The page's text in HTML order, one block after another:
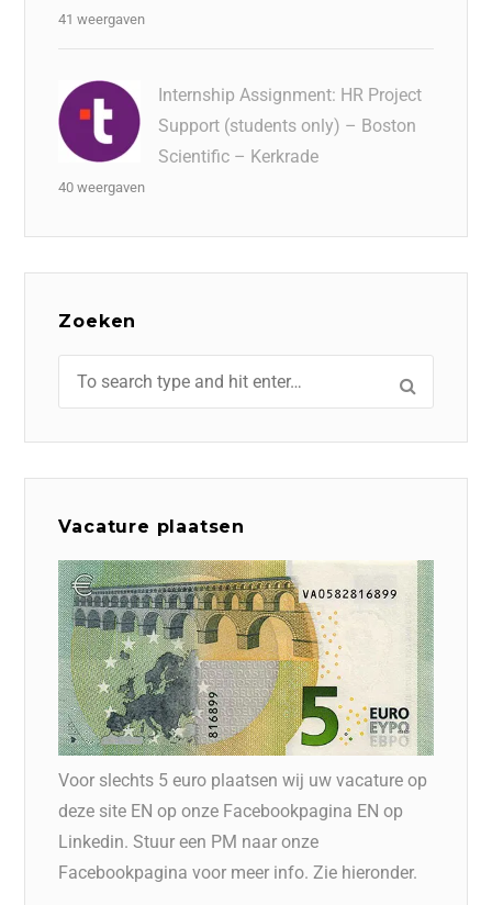
41 weergaven
Internship Assignment: HR Project
Support (students only) – Boston
Scientific – Kerkrade
40 weergaven
Zoeken
Vacature plaatsen
Voor slechts 5 euro plaatsen wij uw vacature op
deze site EN op onze Facebookpagina EN op
Linkedin. Stuur een PM naar onze
Facebookpagina voor meer info. Zie hieronder.